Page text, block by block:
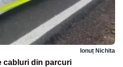
Ionuț Nichita
cabluri din parcuri